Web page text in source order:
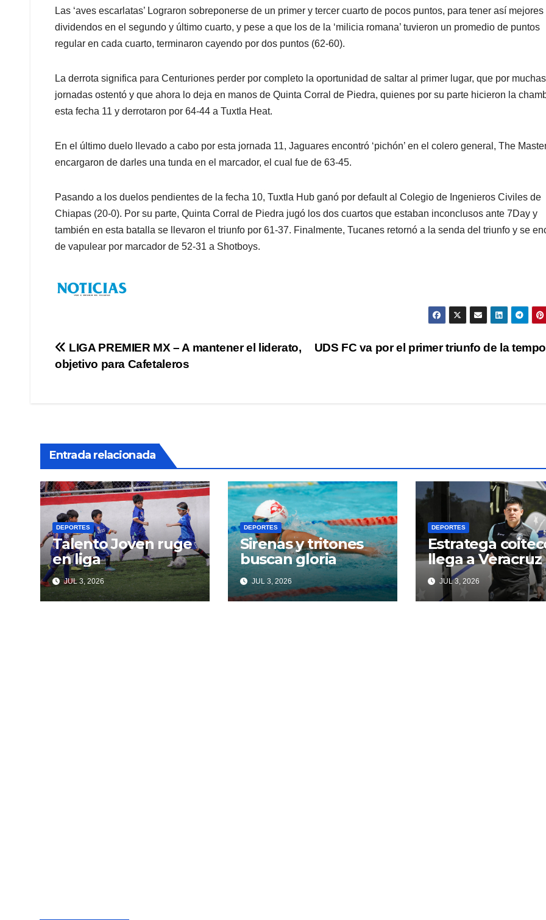
Las ‘aves escarlatas’ Lograron sobreponerse de un primer y tercer cuarto de pocos puntos, para tener así mejores
dividendos en el segundo y último cuarto, y pese a que los de la ‘milicia romana’ tuvieron un promedio de puntos
regular en cada cuarto, terminaron cayendo por dos puntos (62-60).
La derrota significa para Centuriones perder por completo la oportunidad de saltar al primer lugar, que por muchas
jornadas ostentó y que ahora lo deja en manos de Quinta Corral de Piedra, quienes por su parte hicieron la
esta fecha 11 y derrotaron por 64-44 a Tuxtla Heat.
En el último duelo llevado a cabo por esta jornada 11, Jaguares encontró ‘pichón’ en el colero general, The
encargaron de darles una tunda en el marcador, el cual fue de 63-45.
Pasando a los duelos pendientes de la fecha 10, Tuxtla Hub ganó por default al Colegio de Ingenieros Civiles de
Chiapas (20-0). Por su parte, Quinta Corral de Piedra jugó los dos cuartos que estaban inconclusos ante 7Day y
también en esta batalla se llevaron el triunfo por 61-37. Finalmente, Tucanes retornó a la senda del triunfo y se
de vapulear por marcador de 52-31 a Shotboys.
Navegación
de
UDS FC va por el primer triunfo de la
LIGA PREMIER MX – A mantener el liderato,
objetivo para Cafetaleros
Entrada relacionada
DEPORTES
Talento Joven ruge
en liga
JUL 3, 2026
DEPORTES
Sirenas y tritones
buscan gloria
JUL 3, 2026
DEPORTES
Estratega
llega a Veracruz
JUL 3, 2026